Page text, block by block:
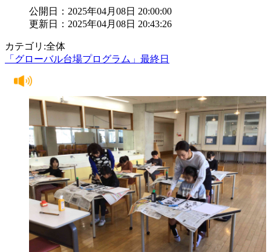
公開日：2025年04月08日 20:00:00
更新日：2025年04月08日 20:43:26
カテゴリ:全体
「グローバル台場プログラム」最終日